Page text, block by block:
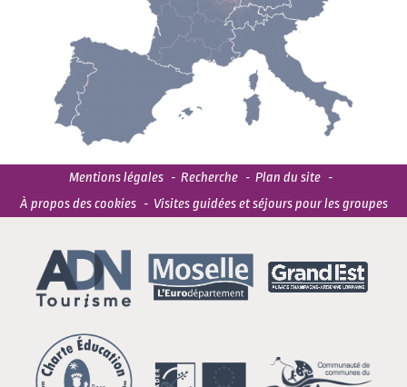
Mentions légales Recherche
Plan du site
À propos des cookies
Visites guidées et séjours pour les groupes